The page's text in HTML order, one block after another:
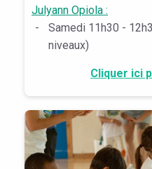
Julyann Opiola :
-
Samedi 11h30 -
niveaux)
Cliquer ici